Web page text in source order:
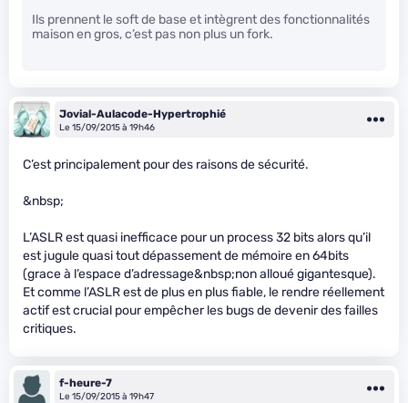
Ils prennent le soft de base et intègrent des fonctionnalités
maison en gros, c’est pas non plus un fork.
Jovial-Aulacode-Hypertrophié
Le 15/09/2015 à 19h46
C’est principalement pour des raisons de sécurité.
&nbsp;
L’ASLR est quasi inefficace pour un process 32 bits alors qu’il
est jugule quasi tout dépassement de mémoire en 64bits
(grace à l’espace d’adressage&nbsp;non alloué gigantesque).
Et comme l’ASLR est de plus en plus fiable, le rendre réellement
actif est crucial pour empêcher les bugs de devenir des failles
critiques.
f-heure-7
Le 15/09/2015 à 19h47